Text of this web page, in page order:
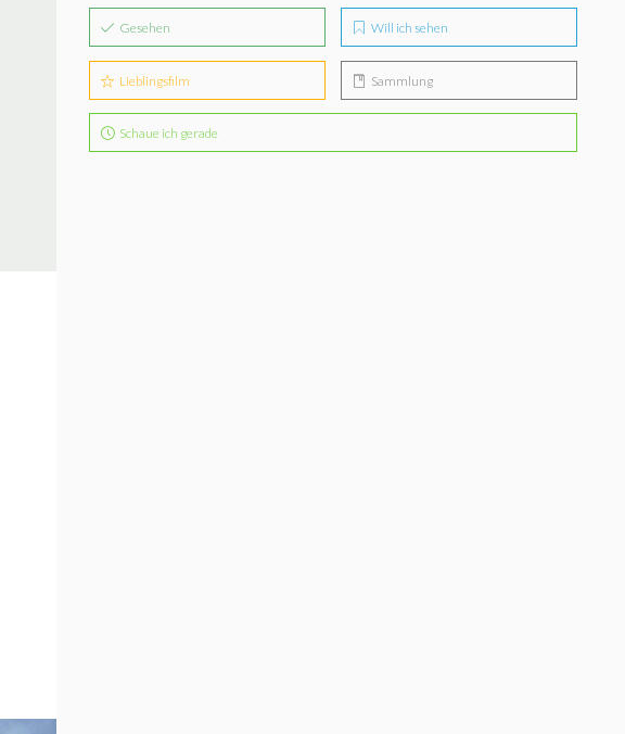
Gesehen Will ich sehen
Lieblingsfilm Sammlung
Schaue ich gerade